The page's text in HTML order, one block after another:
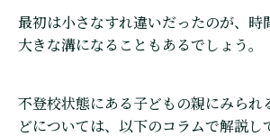
最初は小さなすれ違いだったのが、時
大きな溝になることもあるでしょう。
不登校状態にある子どもの親にみられ
どについては、以下のコラムで解説し